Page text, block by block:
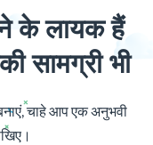
के लायक हैं
सामग्री भी
चाहे आप एक अनुभवी